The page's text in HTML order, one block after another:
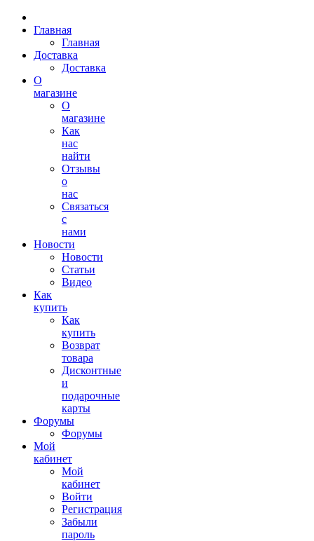
Главная
Главная
Доставка
Доставка
О
магазине
О
магазине
Как
нас
найти
Отзывы
о
нас
Связаться
с
нами
Новости
Новости
Статьи
Видео
Как
купить
Как
купить
Возврат
товара
Дисконтные
и
подарочные
карты
Форумы
Форумы
Мой
кабинет
Мой
кабинет
Войти
Регистрация
Забыли
пароль